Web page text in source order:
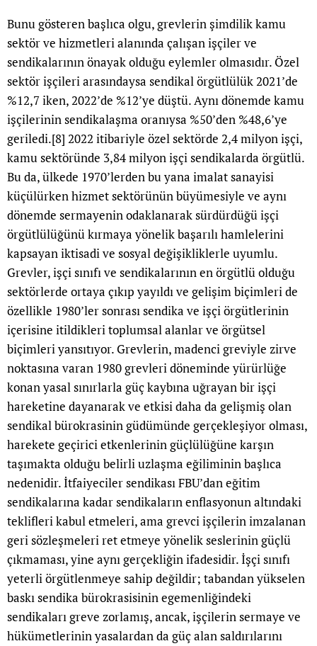
Bunu gösteren başlıca olgu, grevlerin şimdilik kamu
sektör ve hizmetleri alanında çalışan işçiler ve
sendikalarının önayak olduğu eylemler olmasıdır. Özel
sektör işçileri arasındaysa sendikal örgütlülük 2021’de
%12,7 iken, 2022’de %12’ye düştü. Aynı dönemde kamu
işçilerinin sendikalaşma oranıysa %50’den %48,6’ye
geriledi.[8] 2022 itibariyle özel sektörde 2,4 milyon işçi,
kamu sektöründe 3,84 milyon işçi sendikalarda örgütlü.
Bu da, ülkede 1970’lerden bu yana imalat sanayisi
küçülürken hizmet sektörünün büyümesiyle ve aynı
dönemde sermayenin odaklanarak sürdürdüğü işçi
örgütlülüğünü kırmaya yönelik başarılı hamlelerini
kapsayan iktisadi ve sosyal değişikliklerle uyumlu.
Grevler, işçi sınıfı ve sendikalarının en örgütlü olduğu
sektörlerde ortaya çıkıp yayıldı ve gelişim biçimleri de
özellikle 1980’ler sonrası sendika ve işçi örgütlerinin
içerisine itildikleri toplumsal alanlar ve örgütsel
biçimleri yansıtıyor. Grevlerin, madenci greviyle zirve
noktasına varan 1980 grevleri döneminde yürürlüğe
konan yasal sınırlarla güç kaybına uğrayan bir işçi
hareketine dayanarak ve etkisi daha da gelişmiş olan
sendikal bürokrasinin güdümünde gerçekleşiyor olması,
harekete geçirici etkenlerinin güçlülüğüne karşın
taşımakta olduğu belirli uzlaşma eğiliminin başlıca
nedenidir. İtfaiyeciler sendikası FBU’dan eğitim
sendikalarına kadar sendikaların enflasyonun altındaki
teklifleri kabul etmeleri, ama grevci işçilerin imzalanan
geri sözleşmeleri ret etmeye yönelik seslerinin güçlü
çıkmaması, yine aynı gerçekliğin ifadesidir. İşçi sınıfı
yeterli örgütlenmeye sahip değildir; tabandan yükselen
baskı sendika bürokrasisinin egemenliğindeki
sendikaları greve zorlamış, ancak, işçilerin sermaye ve
hükümetlerinin yasalardan da güç alan saldırılarını